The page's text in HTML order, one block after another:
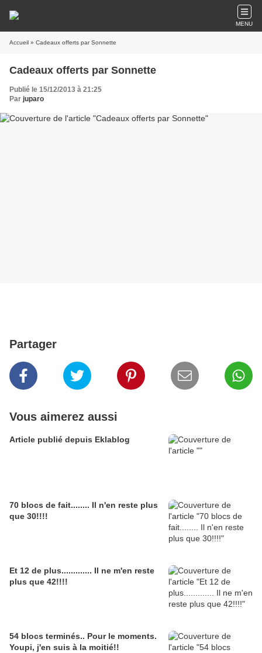
MENU
Accueil » Cadeaux offerts par Sonnette
Cadeaux offerts par Sonnette
Publié le 15/12/2013 à 21:25
Par juparo
Partager
Vous aimerez aussi
Article publié depuis Eklablog
70 blocs de fait........ Il n'en reste plus
que 30!!!!
Et 12 de plus............. Il ne m'en reste
plus que 42!!!!
54 blocs terminés.. Pour le moments.
Youpi, j'en suis à la moitié!!